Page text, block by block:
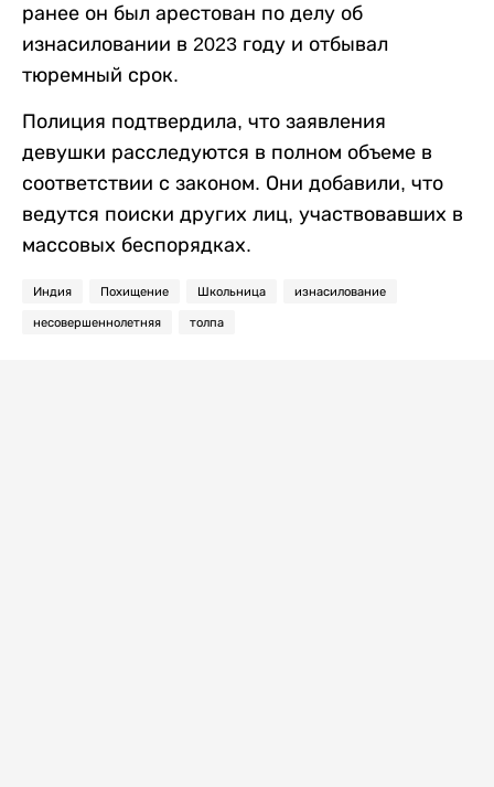
ранее он был арестован по делу об
изнасиловании в 2023 году и отбывал
тюремный срок.
Полиция подтвердила, что заявления
девушки расследуются в полном объеме в
соответствии с законом. Они добавили, что
ведутся поиски других лиц, участвовавших в
массовых беспорядках.
Индия Похищение Школьница изнасилование
несовершеннолетняя толпа